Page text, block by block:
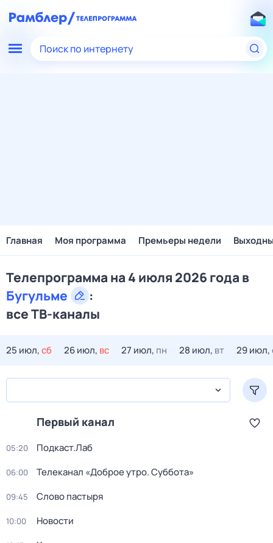
Поиск по интернету
Главная Моя программа Премьеры недели
Телепрограмма на 4 июля 2026 года в
Бугульме
:
все ТВ-каналы
25 июл,сб 26 июл, вс 27 июл, пн 28 июл, вт 29 июл,
Первый канал
05:20 Подкаст.Лаб
06:00 Телеканал «Доброе утро. Суббота»
09:45 Слово пастыря
10:00 Новости